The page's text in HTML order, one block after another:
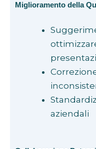
Miglioramento della
aziendali